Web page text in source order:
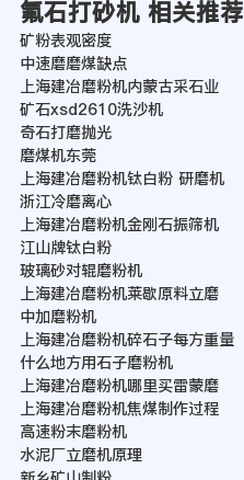
氟石打砂机 相关推荐
矿粉表观密度
中速磨磨煤缺点
上海建冶磨粉机内蒙古采石业
矿石xsd2610洗沙机
奇石打磨抛光
磨煤机东莞
上海建冶磨粉机钛白粉 研磨机
浙江冷磨离心
上海建冶磨粉机金刚石振筛机
江山牌钛白粉
玻璃砂对辊磨粉机
上海建冶磨粉机莱歇原料立磨
中加磨粉机
上海建冶磨粉机碎石子每方重量
什么地方用石子磨粉机
上海建冶磨粉机哪里买雷蒙磨
上海建冶磨粉机焦煤制作过程
高速粉末磨粉机
水泥厂立磨机原理